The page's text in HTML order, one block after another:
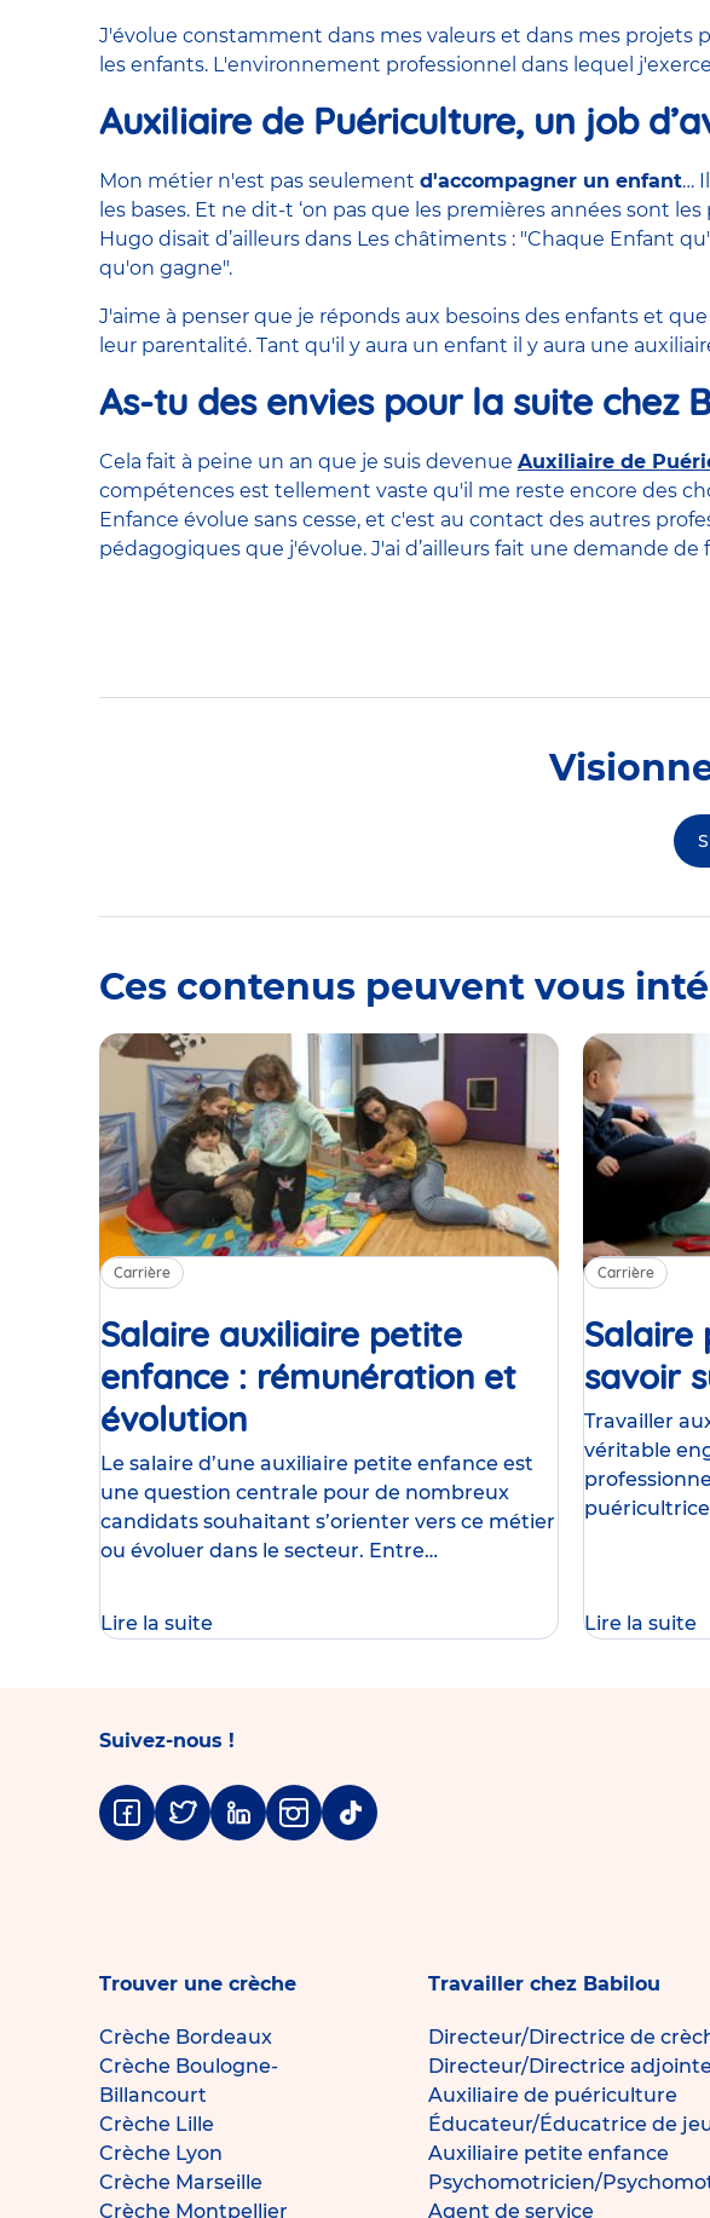
J'évolue constamment dans mes valeurs et dans mes projets
les enfants. L'environnement professionnel dans lequel
Auxiliaire de Puériculture, un job
Mon métier n'est pas seulement d'accompagner un enfant…
les bases. Et ne dit-t ‘on pas que les premières années sont
Hugo disait d’ailleurs dans Les châtiments : "Chaque Enfant
qu'on gagne".
J'aime à penser que je réponds aux besoins des enfants et
leur parentalité. Tant qu'il y aura un enfant il y aura une
As-tu des envies pour la suite chez
Cela fait à peine un an que je suis devenue Auxiliaire de
compétences est tellement vaste qu'il me reste encore des
Enfance évolue sans cesse, et c'est au contact des autres
pédagogiques que j'évolue. J'ai d’ailleurs fait une demande
Ces contenus peuvent vous
Carrière
Salaire auxiliaire petite
enfance : rémunération et
évolution
Le salaire d’une auxiliaire petite enfance est
une question centrale pour de nombreux
candidats souhaitant s’orienter vers ce métier
ou évoluer dans le secteur. Entre
Lire la suite
Carrière
Salaire
savoir
Travailler
véritable
Lire la suite
Suivez-nous !
Facebook
TwitterLinkedinInstagram
Tiktok
Trouver une crèche
Crèche Bordeaux
Crèche Boulogne-
Billancourt
Crèche Lille
Crèche Lyon
Crèche Marseille
Crèche Montpellier
Travailler chez Babilou
Directeur/Directrice de
Directeur/Directrice
Auxiliaire de puériculture
Éducateur/Éducatrice de
Auxiliaire petite enfance
Psychomotricien/
Agent de service